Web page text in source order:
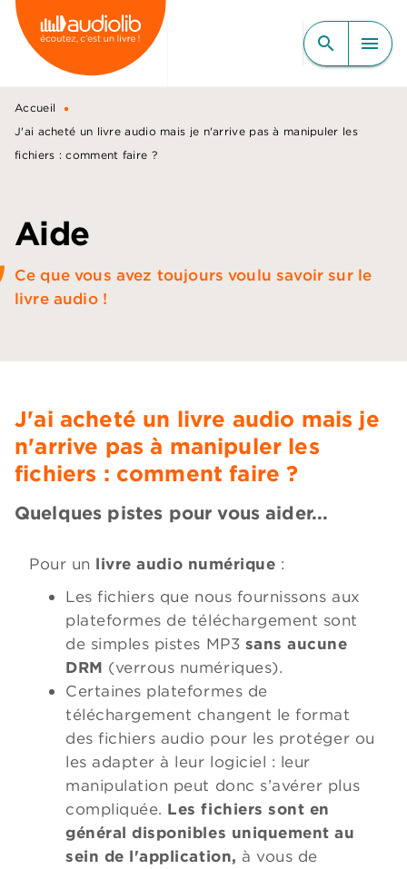
MENU RECHERCHE
CONTENU
PIED DE PAGE
search menu
Accueil •
J'ai acheté un livre audio mais je n'arrive pas à manipuler les
fichiers : comment faire ?
Aide
Ce que vous avez toujours voulu savoir sur le
livre audio !
J'ai acheté un livre audio mais je
n'arrive pas à manipuler les
fichiers : comment faire ?
Quelques pistes pour vous aider...
Pour un livre audio numérique :
Les fichiers que nous fournissons aux
plateformes de téléchargement sont
de simples pistes MP3 sans aucune
DRM (verrous numériques).
Certaines plateformes de
téléchargement changent le format
des fichiers audio pour les protéger ou
les adapter à leur logiciel : leur
manipulation peut donc s’avérer plus
compliquée. Les fichiers sont en
général disponibles uniquement au
sein de l'application,à vous de